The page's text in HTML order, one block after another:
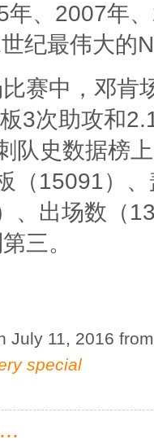
、2007年
纪最伟大的
赛中，邓肯
3次助攻和
队史数据榜
（15091）
、出场数（
三。
July 11, 2016
special